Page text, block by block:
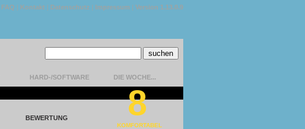
FAQ | Kontakt | Datenschutz | Impressum | Version 1.13.0.9
HARD-/SOFTWARE DIE WOCHE...
BEWERTUNG 8
KOMFORTABEL